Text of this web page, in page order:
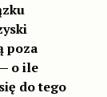
poza
o ile
do tego